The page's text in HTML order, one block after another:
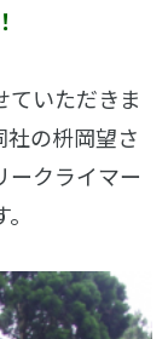
ていただきま
社の枡岡望さ
ークライマー